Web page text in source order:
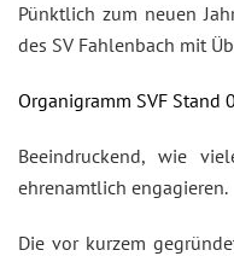
Pünktlich zum neuen
des SV Fahlenbach mit
Organigramm SVF Stand
Beeindruckend, wie
ehrenamtlich engagieren.
Die vor kurzem